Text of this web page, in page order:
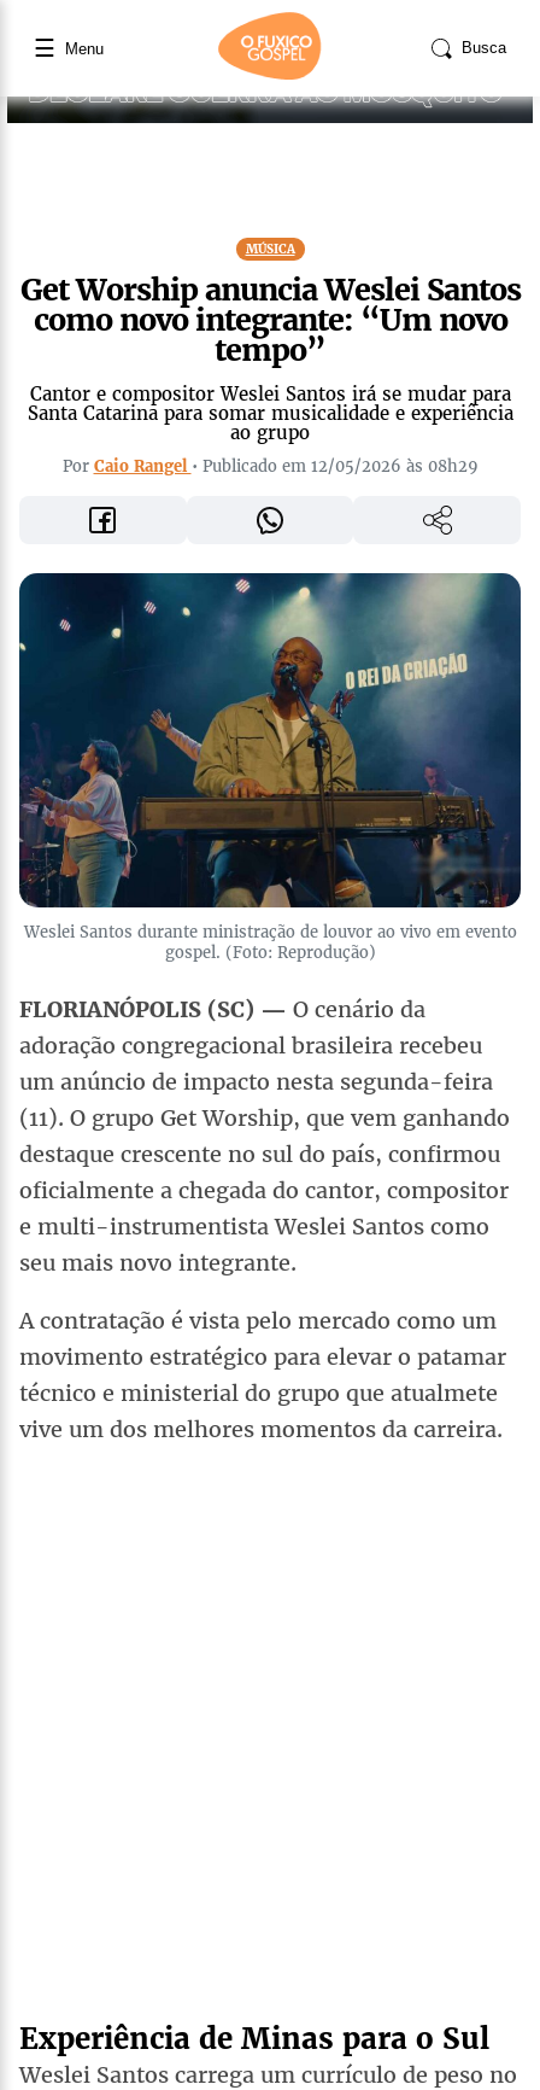
☰ Menu Busca
MÚSICA
Get Worship anuncia Weslei Santos
como novo integrante: “Um novo
tempo”
Cantor e compositor Weslei Santos irá se mudar para
Santa Catarina para somar musicalidade e experiência
ao grupo
Por Caio Rangel • Publicado em 12/05/2026 às 08h29
Weslei Santos durante ministração de louvor ao vivo em evento
gospel. (Foto: Reprodução)
FLORIANÓPOLIS (SC) — O cenário da
adoração congregacional brasileira recebeu
um anúncio de impacto nesta segunda-feira
(11). O grupo Get Worship, que vem ganhando
destaque crescente no sul do país, confirmou
oficialmente a chegada do cantor, compositor
e multi-instrumentista Weslei Santos como
seu mais novo integrante.
A contratação é vista pelo mercado como um
movimento estratégico para elevar o patamar
técnico e ministerial do grupo que atualmete
vive um dos melhores momentos da carreira.
Experiência de Minas para o Sul
Weslei Santos carrega um currículo de peso no